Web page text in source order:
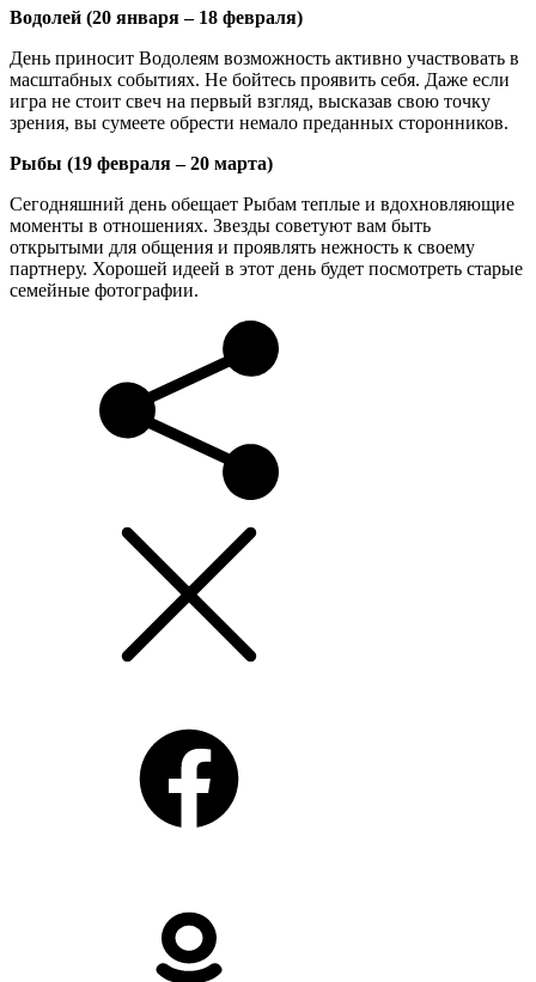
Водолей (20 января – 18 февраля)
День приносит Водолеям возможность активно участвовать в
масштабных событиях. Не бойтесь проявить себя. Даже если
игра не стоит свеч на первый взгляд, высказав свою точку
зрения, вы сумеете обрести немало преданных сторонников.
Рыбы (19 февраля – 20 марта)
Сегодняшний день обещает Рыбам теплые и вдохновляющие
моменты в отношениях. Звезды советуют вам быть
открытыми для общения и проявлять нежность к своему
партнеру. Хорошей идеей в этот день будет посмотреть старые
семейные фотографии.